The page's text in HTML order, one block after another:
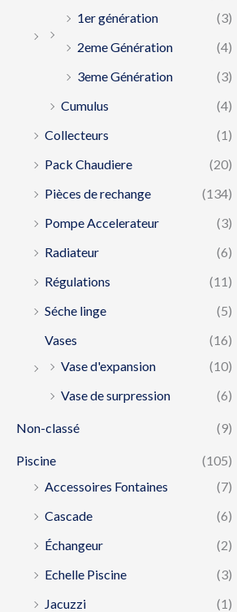
1er génération
(3)
2eme Génération
(4)
3eme Génération
(3)
Cumulus
(4)
Collecteurs
(1)
Pack Chaudiere
(20)
Pièces de rechange
(134)
Pompe Accelerateur
(3)
Radiateur
(6)
Régulations
(11)
Séche linge
(5)
Vases
(16)
Vase d'expansion
(10)
Vase de surpression
(6)
Non-classé (9)
Piscine
(105)
Accessoires Fontaines
(7)
Cascade
(6)
Échangeur
(2)
Echelle Piscine
(3)
Jacuzzi
(1)